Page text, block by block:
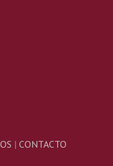
| CONTACTO